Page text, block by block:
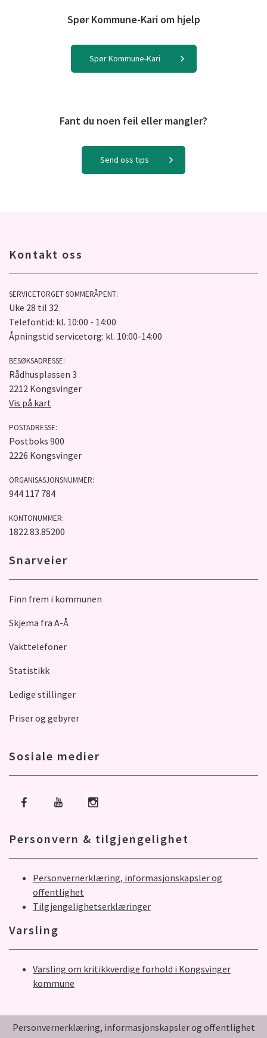
Spør Kommune-Kari om hjelp
Spør Kommune-Kari
Fant du noen feil eller mangler?
Send oss tips
Kontakt oss
SERVICETORGET SOMMERÅPENT:
Uke 28 til 32
Telefontid: kl. 10:00 - 14:00
Åpningstid servicetorg: kl. 10:00-14:00
BESØKSADRESSE:
Rådhusplassen 3
2212 Kongsvinger
Vis på kart
POSTADRESSE:
Postboks 900
2226 Kongsvinger
ORGANISASJONSNUMMER:
944 117 784
KONTONUMMER:
1822.83.85200
Snarveier
Finn frem i kommunen
Skjema fra A-Å
Vakttelefoner
Statistikk
Ledige stillinger
Priser og gebyrer
Sosiale medier
Gå til Facebook
Gå til YoutubeGå til Instagram
Personvern & tilgjengelighet
Personvernerklæring, informasjonskapsler og
offentlighet
Tilgjengelighetserklæringer
Varsling
Varsling om kritikkverdige forhold i Kongsvinger
kommune
Personvernerklæring, informasjonskapsler og offentlighet